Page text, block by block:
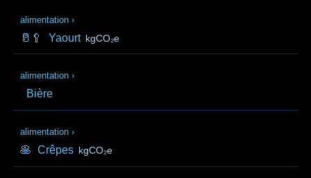
alimentation ›
🥛🥄 Yaourt kgCO₂e
alimentation ›
Bière
alimentation ›
🥞 Crêpes kgCO₂e